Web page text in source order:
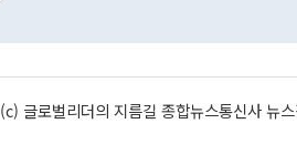
글로벌리더의 지름길 종합뉴스통신사